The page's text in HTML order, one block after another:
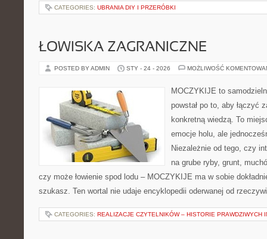
CATEGORIES: UBRANIA DIY I PRZERÓBKI
ŁOWISKA ZAGRANICZNE
POSTED BY ADMIN STY - 24 - 2026 MOŻLIWOŚĆ
MOCZYKIJE to
powstał po to, aby łączyć
konkretną wiedzą. To
emocje holu, ale
Niezależnie od tego, czy
na grube ryby, grunt,
czy może łowienie spod lodu – MOCZYKIJE ma w sobie
szukasz. Ten wortal nie udaje encyklopedii oderwanej od
CATEGORIES: REALIZACJE CZYTELNIKÓW – HISTORIE PRAWDZIWYCH